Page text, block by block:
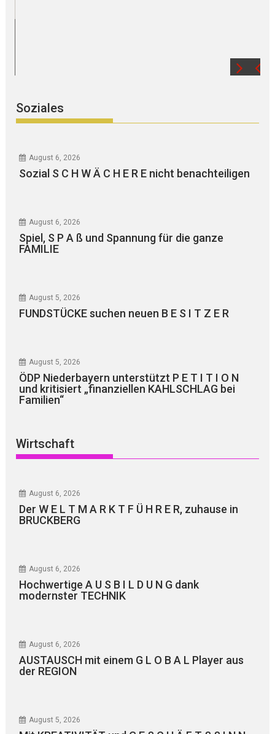
Soziales
August 6, 2026
Sozial S C H W Ä C H E R E nicht benachteiligen
August 6, 2026
Spiel, S P A ß und Spannung für die ganze
FAMILIE
August 5, 2026
FUNDSTÜCKE suchen neuen B E S I T Z E R
August 5, 2026
ÖDP Niederbayern unterstützt P E T I T I O N
und kritisiert „finanziellen KAHLSCHLAG bei
Familien“
Wirtschaft
August 6, 2026
Der W E L T M A R K T F Ü H R E R, zuhause in
BRUCKBERG
August 6, 2026
Hochwertige A U S B I L D U N G dank
modernster TECHNIK
August 6, 2026
AUSTAUSCH mit einem G L O B A L Player aus
der REGION
August 5, 2026